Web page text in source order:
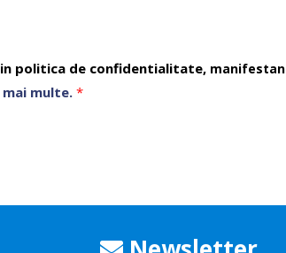
politica de confidentialitate,
mai multe.*